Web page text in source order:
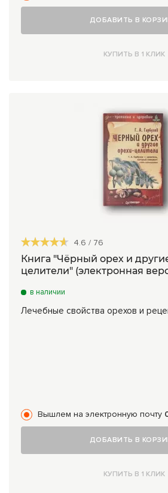
ДОБАВИТЬ В
КУПИТЬ В 1 КЛИК
4.6 / 76
Книга "Чёрный орех и
целители" (электронная
в наличии
Лечебные свойства орехов и
Вышлем на электронную почту
ДОБАВИТЬ В
КУПИТЬ В 1 КЛИК